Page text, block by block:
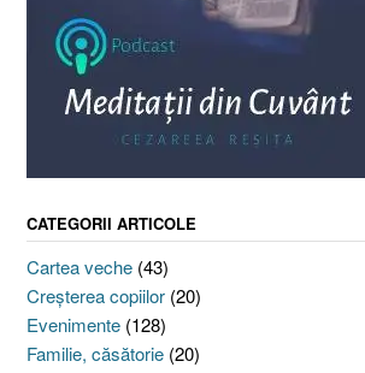
CATEGORII ARTICOLE
Cartea veche (43)
Creşterea copiilor (20)
Evenimente (128)
Familie, căsătorie (20)